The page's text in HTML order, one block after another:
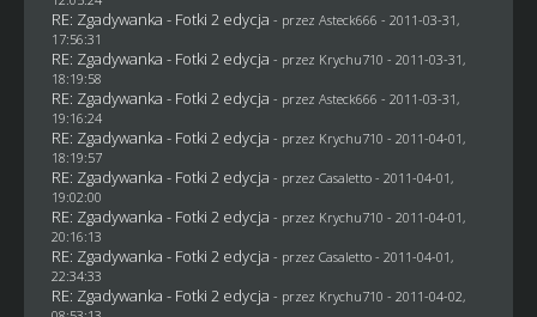
RE: Zgadywanka - Fotki 2 edycja - przez Asteck666 - 2011-03-31,
17:56:31
RE: Zgadywanka - Fotki 2 edycja - przez Krychu710 - 2011-03-31,
18:19:58
RE: Zgadywanka - Fotki 2 edycja - przez Asteck666 - 2011-03-31,
19:16:24
RE: Zgadywanka - Fotki 2 edycja - przez Krychu710 - 2011-04-01,
18:19:57
RE: Zgadywanka - Fotki 2 edycja - przez Casaletto- 2011-04-01,
19:02:00
RE: Zgadywanka - Fotki 2 edycja - przez Krychu710 - 2011-04-01,
20:16:13
RE: Zgadywanka - Fotki 2 edycja - przez Casaletto- 2011-04-01,
22:34:33
RE: Zgadywanka - Fotki 2 edycja - przez Krychu710 - 2011-04-02,